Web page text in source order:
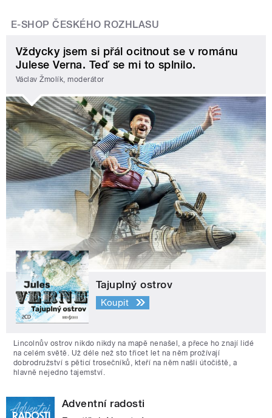
E-SHOP ČESKÉHO ROZHLASU
Vždycky jsem si přál ocitnout se v románu
Julese Verna. Teď se mi to splnilo.
Václav Žmolík, moderátor
Tajuplný ostrov
Koupit
Lincolnův ostrov nikdo nikdy na mapě nenašel, a přece ho znají lidé
na celém světě. Už déle než sto třicet let na něm prožívají
dobrodružství s pěticí trosečníků, kteří na něm našli útočiště, a
hlavně nejedno tajemství.
Adventní radosti